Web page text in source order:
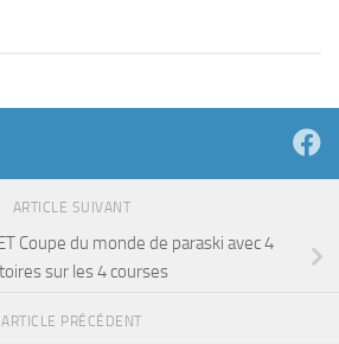
ARTICLE SUIVANT
Coupe du monde de paraski avec 4
sur les 4 courses
ARTICLE PRÉCÉDENT